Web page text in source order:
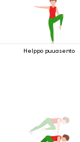
Helppo puuasento